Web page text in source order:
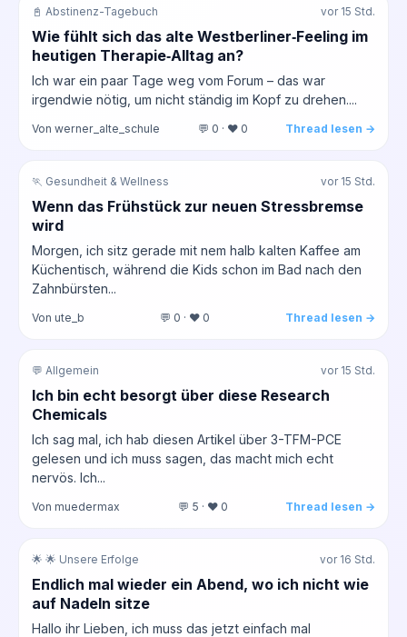
📓 Abstinenz-Tagebuch vor 15 Std.
Wie fühlt sich das alte Westberliner‑Feeling im
heutigen Therapie‑Alltag an?
Ich war ein paar Tage weg vom Forum – das war
irgendwie nötig, um nicht ständig im Kopf zu drehen....
Von werner_alte_schule 💬 0 · ❤️ 0 Thread lesen →
🏃 Gesundheit & Wellness vor 15 Std.
Wenn das Frühstück zur neuen Stressbremse
wird
Morgen, ich sitz gerade mit nem halb kalten Kaffee am
Küchentisch, während die Kids schon im Bad nach den
Zahnbürsten...
Von ute_b 💬 0 · ❤️ 0 Thread lesen →
💬 Allgemein vor 15 Std.
Ich bin echt besorgt über diese Research
Chemicals
Ich sag mal, ich hab diesen Artikel über 3-TFM-PCE
gelesen und ich muss sagen, das macht mich echt
nervös. Ich...
Von muedermax 💬 5 · ❤️ 0 Thread lesen →
🌟 🌟 Unsere Erfolge vor 16 Std.
Endlich mal wieder ein Abend, wo ich nicht wie
auf Nadeln sitze
Hallo ihr Lieben, ich muss das jetzt einfach mal